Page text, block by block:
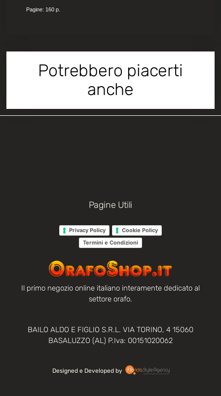
Pagine: 160 p.
Potrebbero piacerti
anche
Pagine Utili
Privacy Policy
Cookie Policy
Termini e Condizioni
Il primo negozio online italiano interamente dedicato al
settore orafo.
BAILO ALDO E FIGLIO S.R.L. VIA TORINO, 4 15060
BASALUZZO (AL) P.Iva: 00151020062